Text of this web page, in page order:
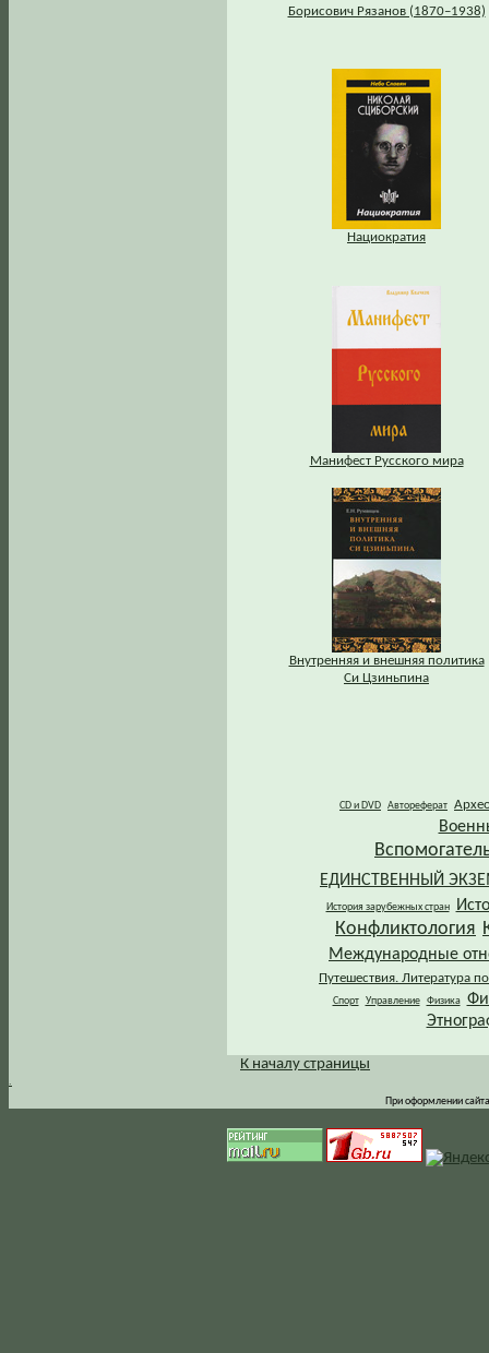
Борисович Рязанов (1870–1938)
Нациократия
Манифест Русского мира
Внутренняя и внешняя политика
Си Цзиньпина
CD и DVD Автореферат
ЕДИНСТВЕННЫЙ
История зарубежных стран
Конфликтология
Международные
Путешествия. Литература
Спорт Управление Физика
.
К началу страницы
При оформлении